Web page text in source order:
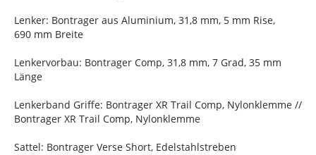
Lenker: Bontrager aus Aluminium, 31,8 mm, 5 mm Rise,
690 mm Breite
Lenkervorbau: Bontrager Comp, 31,8 mm, 7 Grad, 35 mm
Länge
Lenkerband Griffe: Bontrager XR Trail Comp, Nylonklemme //
Bontrager XR Trail Comp, Nylonklemme
Sattel: Bontrager Verse Short, Edelstahlstreben